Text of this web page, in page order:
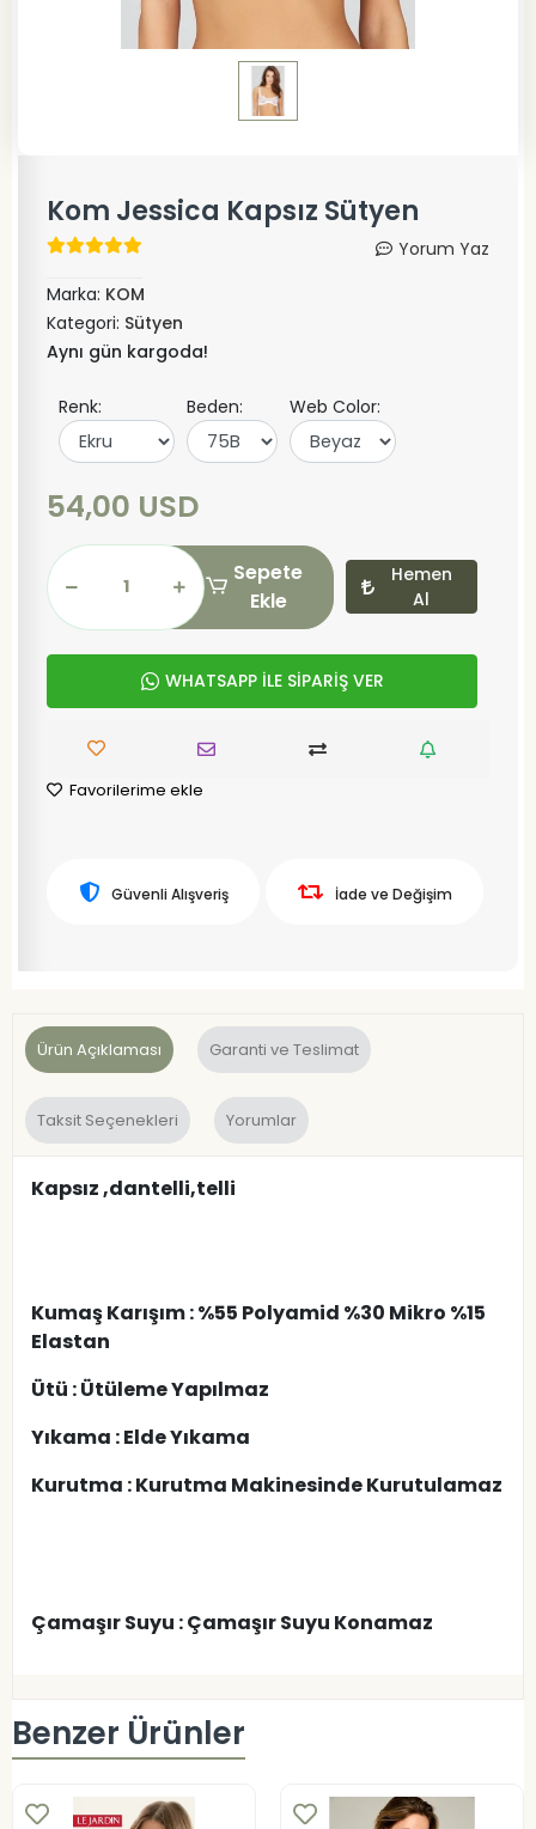
Kom Jessica Kapsız Sütyen
Yorum Yaz
Marka: KOM
Kategori: Sütyen
Aynı gün kargoda!
Renk: Beden: Web Color:
54,00 USD
Sepete
Ekle
Hemen
Al
WHATSAPP İLE SİPARİŞ VER
Favorilerime ekle
Güvenli Alışveriş İade ve Değişim
Ürün Açıklaması Garanti ve Teslimat
Taksit Seçenekleri Yorumlar
Kapsız ,dantelli,telli
Kumaş Karışım : %55 Polyamid %30 Mikro %15
Elastan
Ütü : Ütüleme Yapılmaz
Yıkama : Elde Yıkama
Kurutma : Kurutma Makinesinde Kurutulamaz
Çamaşır Suyu : Çamaşır Suyu Konamaz
Benzer Ürünler